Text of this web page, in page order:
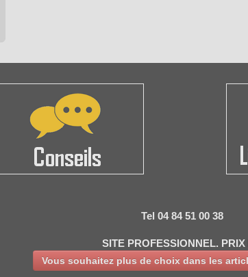
Tel 04 84 51 00 38
SITE PROFESSIONNEL. PRIX
Vous souhaitez plus de choix dans les